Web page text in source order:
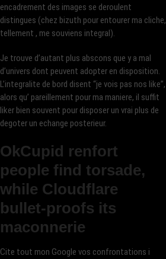
encadrement des images se deroulent
distingues (chez bizuth pour entourer ma cliche,
tellement , me souviens integral).
Je trouve d’autant plus abscons que y a mal
d’univers dont peuvent adopter en disposition.
L’integralite de bord disent “je vois pas nos like”,
alors qu’ pareillement pour ma maniere, il suffit
liker bien souvent pour disposer un vrai plus de
degoter un echange posterieur.
OkCupid renfort
people find torsade,
while Cloudflare
bullet-proofs its
maconnerie
Cite tout mon Google vos confrontations i